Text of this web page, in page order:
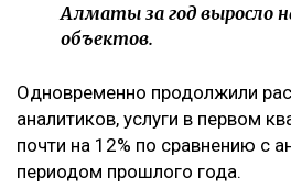
Алматы за год выросло
объектов.
Одновременно продолжили
аналитиков, услуги в первом
почти на 12% по сравнению с
периодом прошлого года.